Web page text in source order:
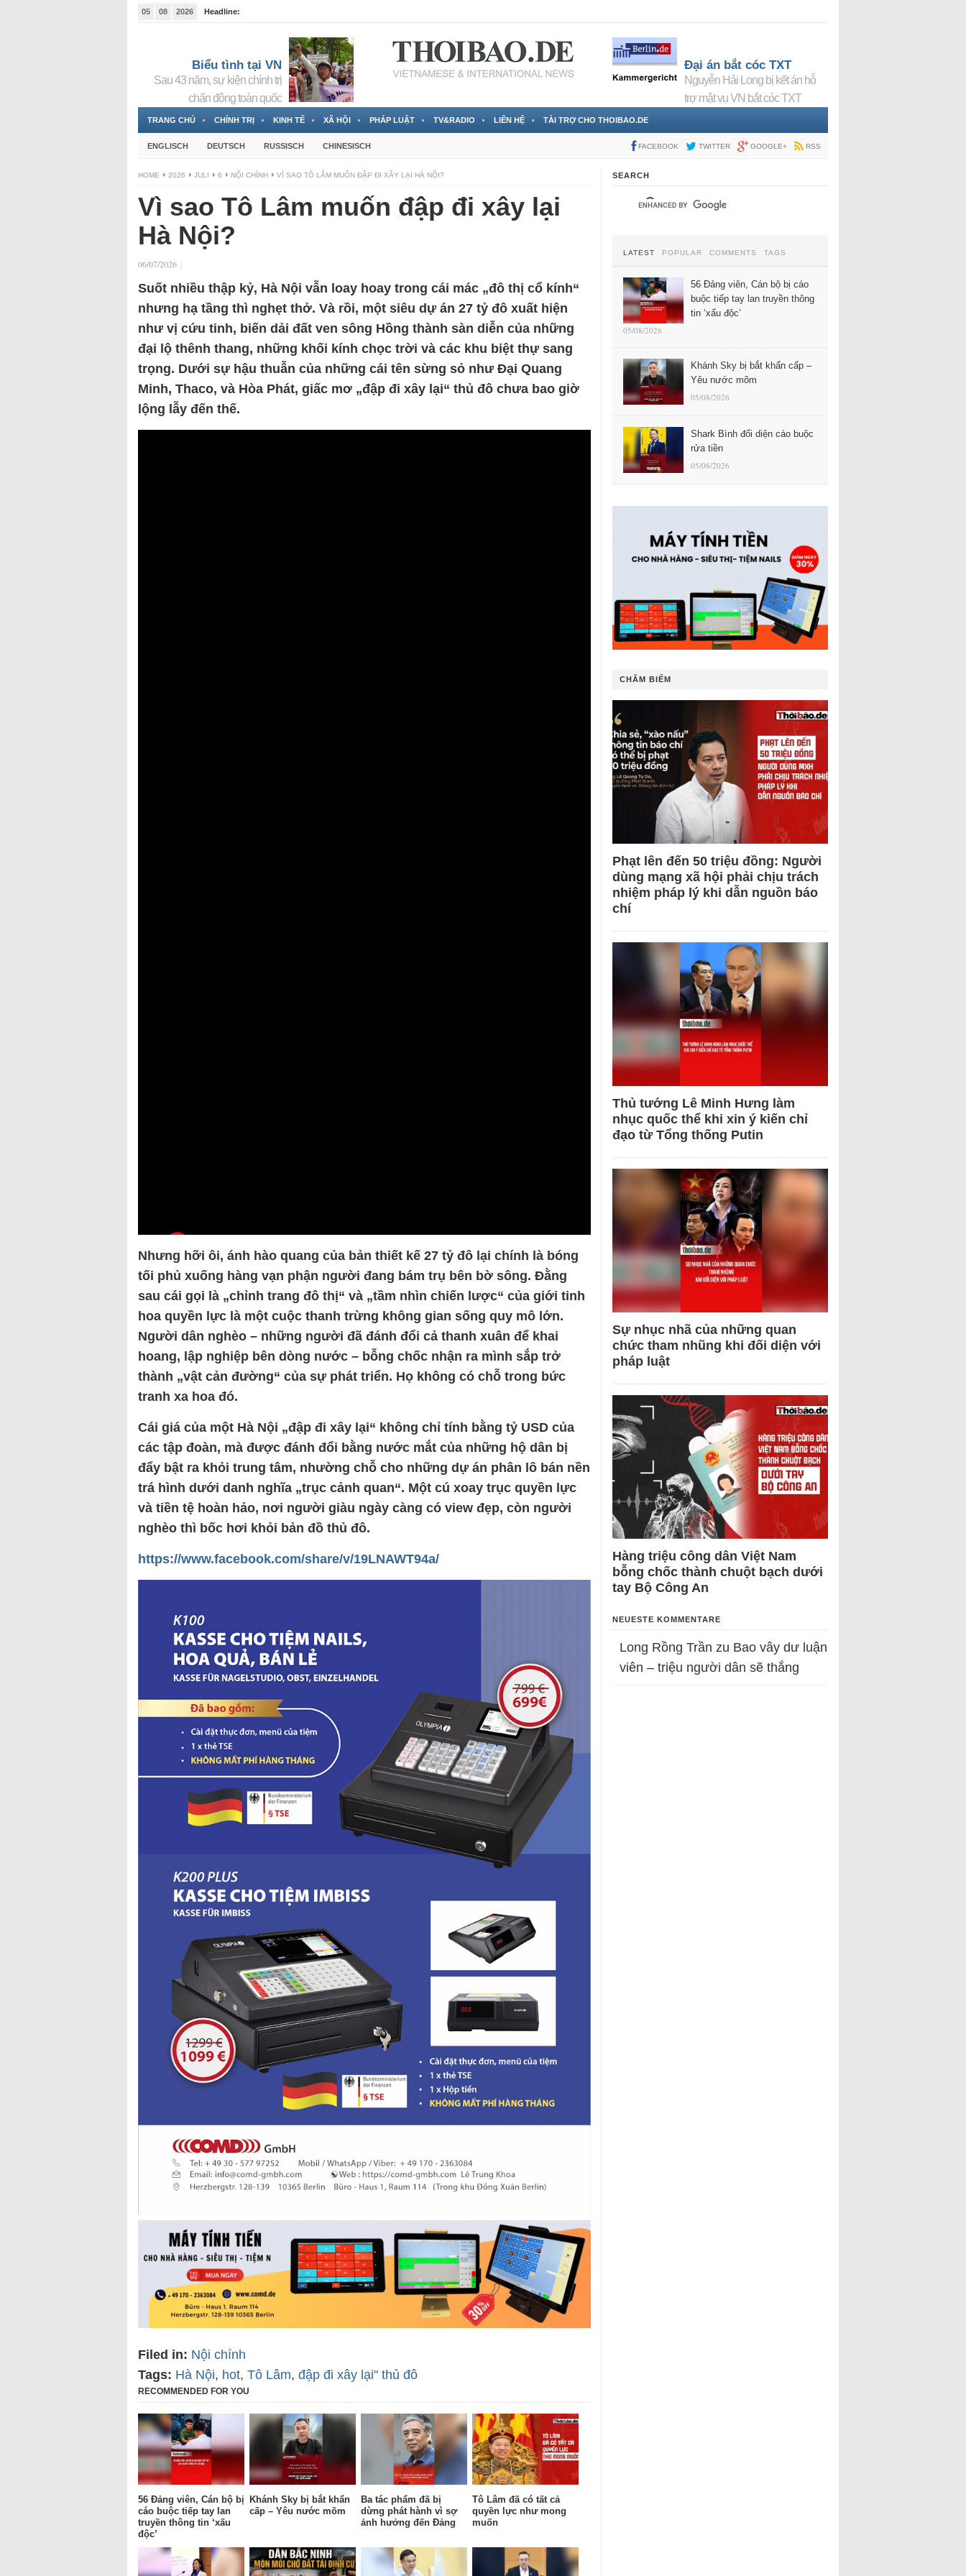
05 08 2026
Headline:
Biểu tình tại VN
Sau 43 năm, sự kiện chính trị
chấn động toàn quốc
Đại án bắt cóc TXT
Nguyễn Hải Long bị kết án hỗ
trợ mật vụ VN bắt cóc TXT
TRANG CHỦ CHÍNH TRỊ KINH TẾ XÃ HỘI PHÁP LUẬT TV&RADIO LIÊN HỆ TÀI TRỢ CHO THOIBAO.DE
ENGLISCH DEUTSCH RUSSISCH CHINESISCH FACEBOOK TWITTER GOOGLE+ RSS
HOME 2026 JULI 6 NỘI CHÍNH VÌ SAO TÔ LÂM MUỐN ĐẬP ĐI XÂY LẠI HÀ NỘI?
Vì sao Tô Lâm muốn đập đi xây lại
Hà Nội?
06/07/2026 |
Suốt nhiều thập kỷ, Hà Nội vẫn loay hoay trong cái mác „đô thị cổ kính“
nhưng hạ tầng thì nghẹt thở. Và rồi, một siêu dự án 27 tỷ đô xuất hiện
như vị cứu tinh, biến dải đất ven sông Hồng thành sàn diễn của những
đại lộ thênh thang, những khối kính chọc trời và các khu biệt thự sang
trọng. Dưới sự hậu thuẫn của những cái tên sừng sỏ như Đại Quang
Minh, Thaco, và Hòa Phát, giấc mơ „đập đi xây lại“ thủ đô chưa bao giờ
lộng lẫy đến thế.
Nhưng hỡi ôi, ánh hào quang của bản thiết kế 27 tỷ đô lại chính là bóng
tối phủ xuống hàng vạn phận người đang bám trụ bên bờ sông. Đằng
sau cái gọi là „chỉnh trang đô thị“ và „tầm nhìn chiến lược“ của giới tinh
hoa quyền lực là một cuộc thanh trừng không gian sống quy mô lớn.
Người dân nghèo – những người đã đánh đổi cả thanh xuân để khai
hoang, lập nghiệp bên dòng nước – bỗng chốc nhận ra mình sắp trở
thành „vật cản đường“ của sự phát triển. Họ không có chỗ trong bức
tranh xa hoa đó.
Cái giá của một Hà Nội „đập đi xây lại“ không chỉ tính bằng tỷ USD của
các tập đoàn, mà được đánh đổi bằng nước mắt của những hộ dân bị
đẩy bật ra khỏi trung tâm, nhường chỗ cho những dự án phân lô bán nền
trá hình dưới danh nghĩa „trục cảnh quan“. Một cú xoay trục quyền lực
và tiền tệ hoàn hảo, nơi người giàu ngày càng có view đẹp, còn người
nghèo thì bốc hơi khỏi bản đồ thủ đô.
https://www.facebook.com/share/v/19LNAWT94a/
Filed in: Nội chính
Tags: Hà Nội, hot, Tô Lâm, đập đi xây lại" thủ đô
RECOMMENDED FOR YOU
56 Đảng viên, Cán bộ bị
cáo buộc tiếp tay lan
truyền thông tin ‘xấu
độc’
Khánh Sky bị bắt khẩn
cấp – Yêu nước mõm
Ba tác phẩm đã bị
dừng phát hành vì sợ
ảnh hưởng đến Đảng
Tô Lâm đã có tất cả
quyền lực như mong
muốn
SEARCH
LATEST POPULAR COMMENTS TAGS
56 Đảng viên, Cán bộ bị cáo
buộc tiếp tay lan truyền thông
tin ‘xấu độc’
05/08/2026
Khánh Sky bị bắt khẩn cấp –
Yêu nước mõm
05/08/2026
Shark Bình đối diện cáo buộc
rửa tiền
05/08/2026
CHÂM BIẾM
Phạt lên đến 50 triệu đồng: Người
dùng mạng xã hội phải chịu trách
nhiệm pháp lý khi dẫn nguồn báo
chí
Thủ tướng Lê Minh Hưng làm
nhục quốc thể khi xin ý kiến chỉ
đạo từ Tổng thống Putin
Sự nhục nhã của những quan
chức tham nhũng khi đối diện với
pháp luật
Hàng triệu công dân Việt Nam
bỗng chốc thành chuột bạch dưới
tay Bộ Công An
NEUESTE KOMMENTARE
Long Rồng Trần zu Bao vây dư luận
viên – triệu người dân sẽ thắng